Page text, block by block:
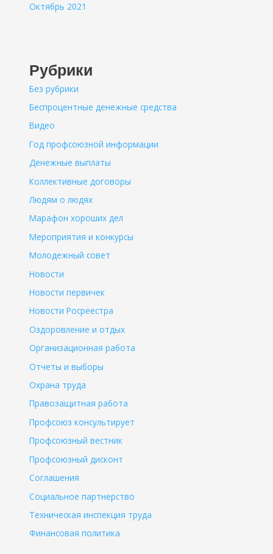
Октябрь 2021
Рубрики
Без рубрики
Беспроцентные денежные средства
Видео
Год профсоюзной информации
Денежные выплаты
Коллективные договоры
Людям о людях
Марафон хороших дел
Мероприятия и конкурсы
Молодежный совет
Новости
Новости первичек
Новости Росреестра
Оздоровление и отдых
Организационная работа
Отчеты и выборы
Охрана труда
Правозащитная работа
Профсоюз консультирует
Профсоюзный вестник
Профсоюзный дисконт
Соглашения
Социальное партнерство
Техническая инспекция труда
Финансовая политика